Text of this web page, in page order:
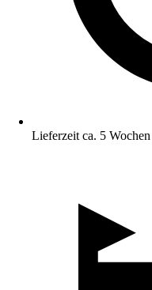
Lieferzeit ca. 5 Wochen